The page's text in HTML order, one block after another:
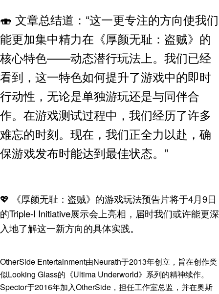
🍣 文章总结道：“这一更专注的方向使我们
能更加集中精力在《厚颜无耻：盗贼》的
核心特色——动态潜行玩法上。我们已经
看到，这一特色如何提升了游戏中的即时
行动性，无论是单独游玩还是与同伴合
作。在游戏测试过程中，我们经历了许多
难忘的时刻。现在，我们正全力以赴，确
保游戏发布时能达到最佳状态。”
💖 《厚颜无耻：盗贼》的游戏玩法预告片将于4月9日
的Triple-I Initiative展示会上亮相，届时我们或许能更深
入地了解这一新方向的具体实践。
OtherSide Entertainment由Neurath于2013年创立，旨在创作类
似Looking Glass的《Ultima Underworld》系列的精神续作。
Spector于2016年加入OtherSide，担任工作室总监，并在奥斯